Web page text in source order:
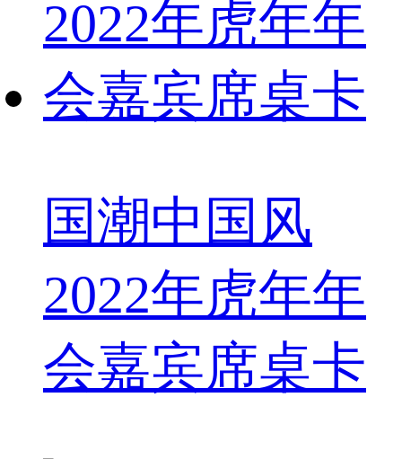
国潮中国风
2022年虎年年
会嘉宾席桌卡